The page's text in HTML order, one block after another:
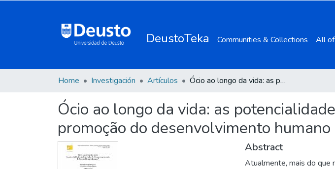
DeustoTeka Communities & Collections All
Home Investigación Artículos Ócio ao longo da vida: as potencialidades dos itinerários de ócio para a promoção do desenvolvimento humano
Ócio ao longo da vida: as
promoção do desenvolvimento humano
Abstract
Atualmente, mais do que